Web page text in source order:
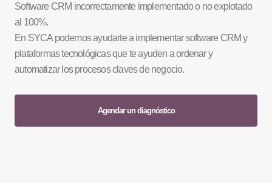
Software CRM incorrectamente implementado o no explotado
al 100%.
En SYCA podemos ayudarte a implementar software CRM y
plataformas tecnológicas que te ayuden a ordenar y
automatizar los procesos claves de negocio.
Agendar un diagnóstico